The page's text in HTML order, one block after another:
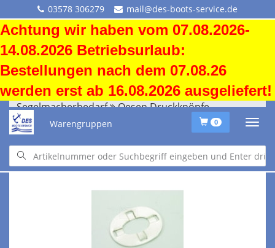
03578 306279 mail@des-boots-service.de
Achtung wir haben vom 07.08.2026-
14.08.2026 Betriebsurlaub:
Bestellungen nach dem 07.08.26
werden erst ab 16.08.2026 ausgeliefert!
Warengruppen 0
Segelmacherbedarf Oesen Druckknöpfe
Segelmacherbedarf Oesen Druckknöpfe